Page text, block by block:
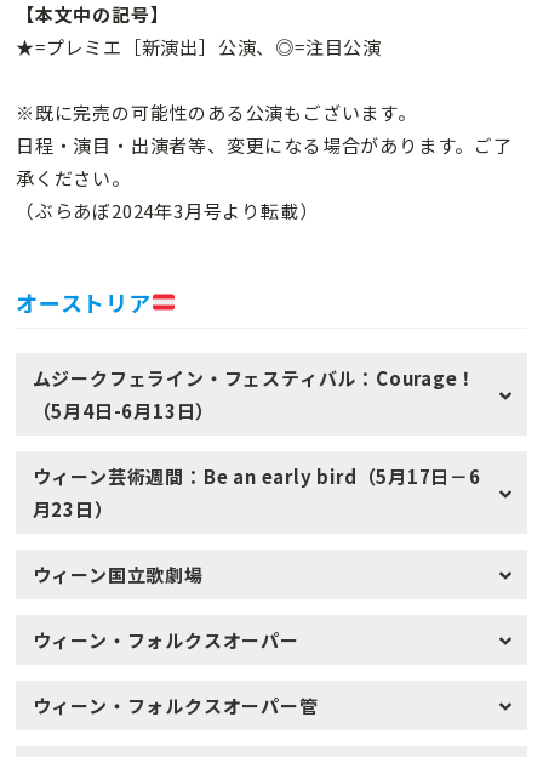
【本文中の記号】
★=プレミエ［新演出］公演、◎=注目公演
※既に完売の可能性のある公演もございます。
日程・演目・出演者等、変更になる場合があります。ご了
承ください。
（ぶらあぼ2024年3月号より転載）
オーストリア
ムジークフェライン・フェスティバル：Courage！
（5月4日-6月13日）
ウィーン芸術週間：Be an early bird（5月17日－6
月23日）
ウィーン国立歌劇場
ウィーン・フォルクスオーパー
ウィーン・フォルクスオーパー管